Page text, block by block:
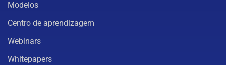
Modelos
Centro de aprendizagem
Webinars
Whitepapers